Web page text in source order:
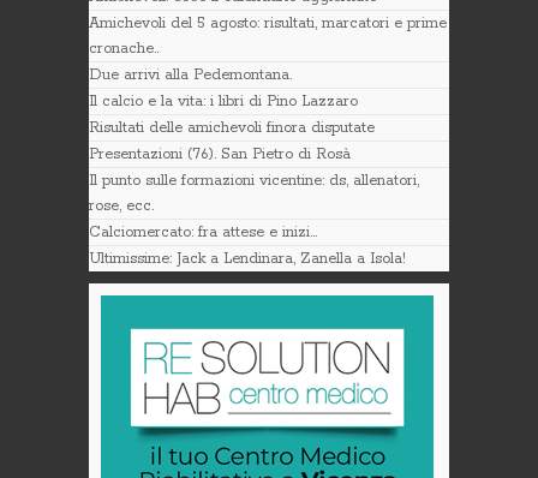
Amichevoli del 5 agosto: risultati, marcatori e prime
cronache..
Due arrivi alla Pedemontana.
Il calcio e la vita: i libri di Pino Lazzaro
Risultati delle amichevoli finora disputate
Presentazioni (76). San Pietro di Rosà
Il punto sulle formazioni vicentine: ds, allenatori,
rose, ecc.
Calciomercato: fra attese e inizi…
Ultimissime: Jack a Lendinara, Zanella a Isola!